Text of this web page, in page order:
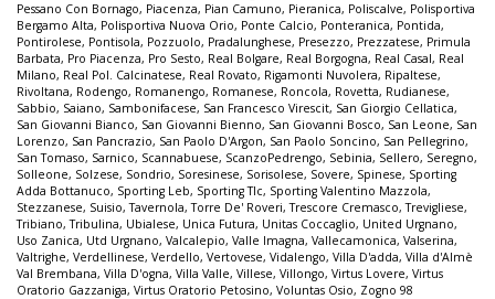
Pessano Con Bornago, Piacenza, Pian Camuno, Pieranica, Poliscalve, Polisportiva
Bergamo Alta, Polisportiva Nuova Orio, Ponte Calcio, Ponteranica, Pontida,
Pontirolese, Pontisola, Pozzuolo, Pradalunghese, Presezzo, Prezzatese, Primula
Barbata, Pro Piacenza, Pro Sesto, Real Bolgare, Real Borgogna, Real Casal, Real
Milano, Real Pol. Calcinatese, Real Rovato, Rigamonti Nuvolera, Ripaltese,
Rivoltana, Rodengo, Romanengo, Romanese, Roncola, Rovetta, Rudianese,
Sabbio, Saiano, Sambonifacese, San Francesco Virescit, San Giorgio Cellatica,
San Giovanni Bianco, San Giovanni Bienno, San Giovanni Bosco, San Leone, San
Lorenzo, San Pancrazio, San Paolo D'Argon, San Paolo Soncino, San Pellegrino,
San Tomaso, Sarnico, Scannabuese, ScanzoPedrengo, Sebinia, Sellero, Seregno,
Solleone, Solzese, Sondrio, Soresinese, Sorisolese, Sovere, Spinese, Sporting
Adda Bottanuco, Sporting Leb, Sporting Tlc, Sporting Valentino Mazzola,
Stezzanese, Suisio,Tavernola,Torre De' Roveri,Trescore Cremasco,Trevigliese,
Tribiano,Tribulina, Ubialese, Unica Futura, Unitas Coccaglio, United Urgnano,
Uso Zanica, Utd Urgnano, Valcalepio, Valle Imagna, Vallecamonica, Valserina,
Valtrighe, Verdellinese, Verdello, Vertovese, Vidalengo, Villa D'adda, Villa d'Almè
Val Brembana, Villa D'ogna, Villa Valle, Villese, Villongo, Virtus Lovere, Virtus
Oratorio Gazzaniga, Virtus Oratorio Petosino, Voluntas Osio, Zogno 98